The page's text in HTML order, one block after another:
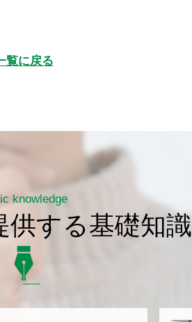
覧に戻る
knowledge
供する基礎知識